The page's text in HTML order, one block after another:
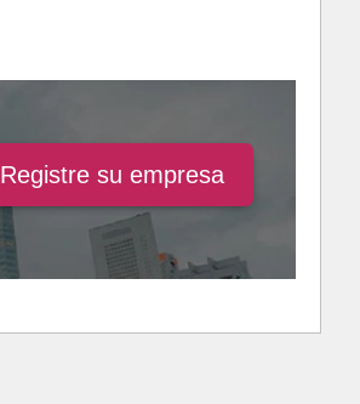
Registre su empresa